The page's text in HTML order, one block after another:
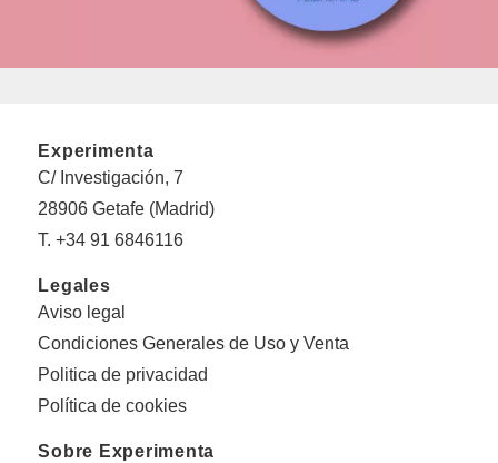
Experimenta
C/ Investigación, 7
28906 Getafe (Madrid)
T. +34 91 6846116
Legales
Aviso legal
Condiciones Generales de Uso y Venta
Politica de privacidad
Política de cookies
Sobre Experimenta